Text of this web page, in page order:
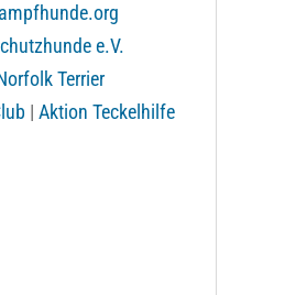
e.V.
Terrier
| Aktion Teckelhilfe